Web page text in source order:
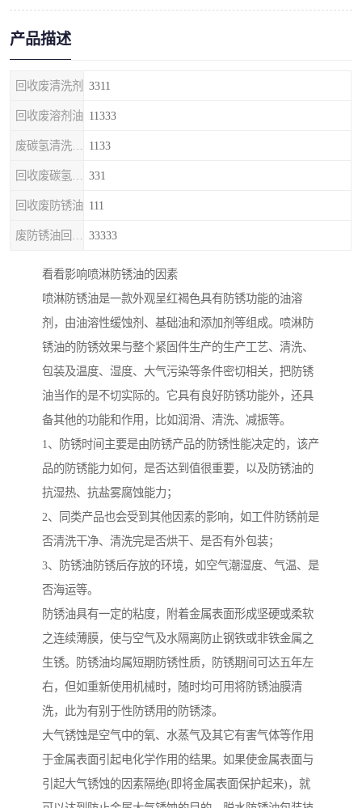
产品描述
回收废清洗剂 3311
回收废溶剂油 11333
1133
331
回收废防锈油 111
33333
看看影响喷淋防锈油的因素
喷淋防锈油是一款外观呈红褐色具有防锈功能的油溶
剂，由油溶性缓蚀剂、基础油和添加剂等组成。喷淋防
锈油的防锈效果与整个紧固件生产的生产工艺、清洗、
包装及温度、湿度、大气污染等条件密切相关，把防锈
油当作的是不切实际的。它具有良好防锈功能外，还具
备其他的功能和作用，比如润滑、清洗、减振等。
1、防锈时间主要是由防锈产品的防锈性能决定的，该产
品的防锈能力如何，是否达到值很重要，以及防锈油的
抗湿热、抗盐雾腐蚀能力；
2、同类产品也会受到其他因素的影响，如工件防锈前是
否清洗干净、清洗完是否烘干、是否有外包装；
3、防锈油防锈后存放的环境，如空气潮湿度、气温、是
否海运等。
防锈油具有一定的粘度，附着金属表面形成坚硬或柔软
之连续薄膜，使与空气及水隔离防止钢铁或非铁金属之
生锈。防锈油均属短期防锈性质，防锈期间可达五年左
右，但如重新使用机械时，随时均可用将防锈油膜清
洗，此为有别于性防锈用的防锈漆。
大气锈蚀是空气中的氧、水蒸气及其它有害气体等作用
于金属表面引起电化学作用的结果。如果使金属表面与
引起大气锈蚀的因素隔绝(即将金属表面保护起来)，就